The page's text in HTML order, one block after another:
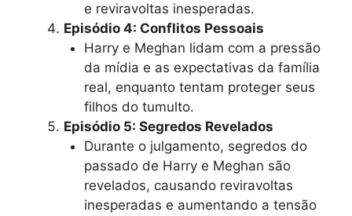
e reviravoltas inesperadas.
Episódio 4: Conflitos Pessoais
Harry e Meghan lidam com a pressão
da mídia e as expectativas da família
real, enquanto tentam proteger seus
filhos do tumulto.
Episódio 5: Segredos Revelados
Durante o julgamento, segredos do
passado de Harry e Meghan são
revelados, causando reviravoltas
inesperadas e aumentando a tensão